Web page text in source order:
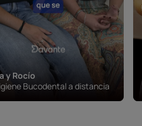
y Rocío
Bucodental a distancia